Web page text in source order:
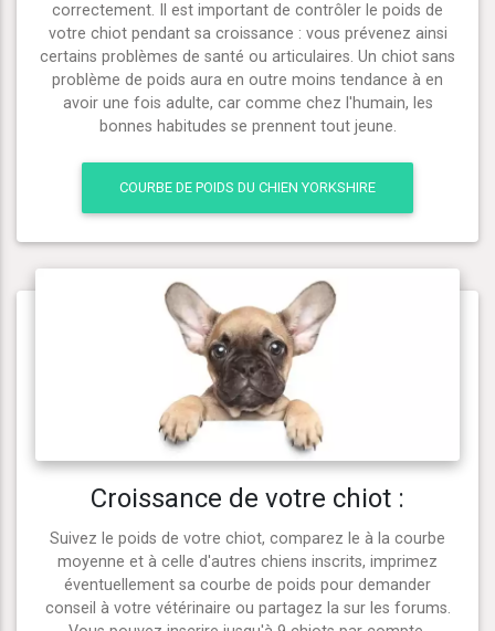
correctement. Il est important de contrôler le poids de
votre chiot pendant sa croissance : vous prévenez ainsi
certains problèmes de santé ou articulaires. Un chiot sans
problème de poids aura en outre moins tendance à en
avoir une fois adulte, car comme chez l'humain, les
bonnes habitudes se prennent tout jeune.
COURBE DE POIDS DU CHIEN YORKSHIRE
Croissance de votre chiot :
Suivez le poids de votre chiot, comparez le à la courbe
moyenne et à celle d'autres chiens inscrits, imprimez
éventuellement sa courbe de poids pour demander
conseil à votre vétérinaire ou partagez la sur les forums.